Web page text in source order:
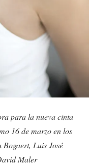
para la nueva cinta
16 de marzo en los
Luis José
Maler